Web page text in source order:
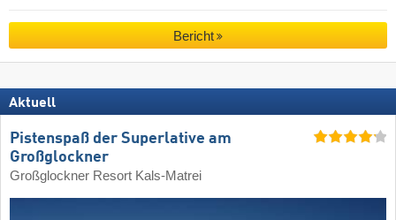
Bericht
Aktuell
Pistenspaß der Superlative am
Großglockner
Großglockner Resort Kals-Matrei